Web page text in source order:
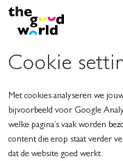
Cookie
Met cookies analyseren we
bijvoorbeeld voor Google
welke pagina’s vaak worden
content die erop staat verder
dat de website goed werkt.